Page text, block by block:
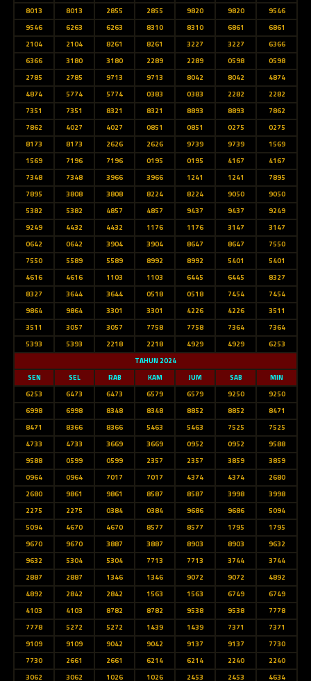
8013
8013 2855 2855 9820 9820
9546
9546
6263 6263 8310 8310 6861
6861
2104
2104 8261 8261 3227 3227
6366
6366
3180 3180 2289 2289 0598
0598
2785
2785 9713 9713 8042 8042
4874
4874
5774 5774 0383 0383 2282
2282
7351
7351 8321 8321 8893 8893
7862
7862
4027 4027 0851 0851 0275
0275
8173
8173 2626 2626 9739 9739
1569
1569
7196 7196 0195 0195 4167
4167
7348
7348 3966 3966 1241 1241
7895
7895
3808 3808 8224 8224 9050
9050
5382
5382 4857 4857 9437 9437
9249
9249
4432 4432 1176 1176 3147
3147
0642
0642 3904 3904 8647 8647
7550
7550
5589 5589 8992 8992 5401
5401
4616
4616 1103 1103 6445 6445
8327
8327
3644 3644 0518 0518 7454
7454
9864
9864 3301 3301 4226 4226
3511
3511
3057 3057 7758 7758 7364
7364
5393
5393 2218 2218 4929 4929
6253
TAHUN 2024
SEN
SEL RAB KAM JUM SAB
MIN
6253
6473 6473 6579 6579 9250
9250
6998
6998 8348 8348 8852 8852
8471
8471
8366 8366 5463 5463 7525
7525
4733
4733 3669 3669 0952 0952
9588
9588
0599 0599 2357 2357 3859
3859
0964
0964 7017 7017 4374 4374
2680
2680
9861 9861 8587 8587 3998
3998
2275
2275 0384 0384 9686 9686
5094
5094
4670 4670 8577 8577 1795
1795
9670
9670 3887 3887 8903 8903
9632
9632
5304 5304 7713 7713 3744
3744
2887
2887 1346 1346 9072 9072
4892
4892
2842 2842 1563 1563 6749
6749
4103
4103 8782 8782 9538 9538
7778
7778
5272 5272 1439 1439 7371
7371
9109
9109 9042 9042 9137 9137
7730
7730
2661 2661 6214 6214 2240
2240
3062
3062 1026 1026 2453 2453 4634